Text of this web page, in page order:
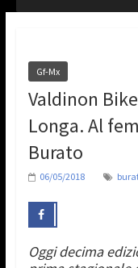
Gf-Mx
Valdinon
Longa. Al
Burato
06/05/2018
Oggi decima